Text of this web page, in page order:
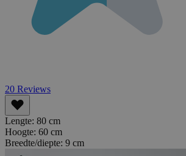
20 Reviews
Lengte: 80 cm
Hoogte: 60 cm
Breedte/diepte: 9 cm